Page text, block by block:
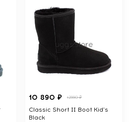
10 890 ₽ 12990 ₽
Classic Short II Boot Kid's
Black